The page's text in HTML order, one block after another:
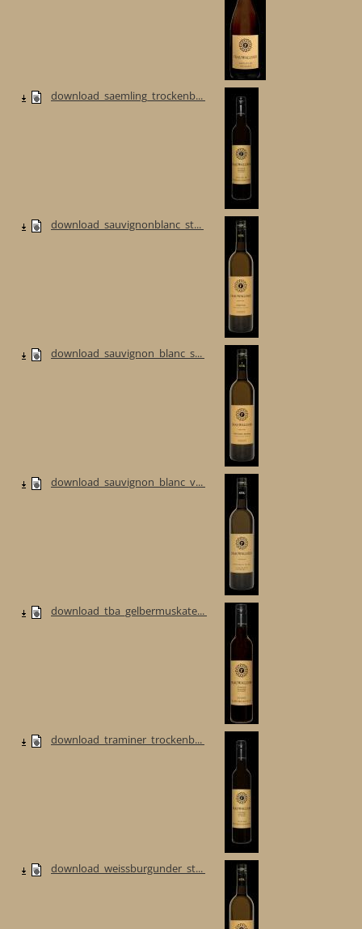
download_saemling_trockenb...
download_sauvignonblanc_st...
download_sauvignon_blanc_s...
download_sauvignon_blanc_v...
download_tba_gelbermuskate...
download_traminer_trockenb...
download_weissburgunder_st...